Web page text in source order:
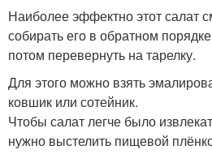
Наиболее эффектно этот салат
собирать его в обратном
потом перевернуть на тарелку.
Для этого можно взять
ковшик или сотейник.
Чтобы салат легче было
нужно выстелить пищевой